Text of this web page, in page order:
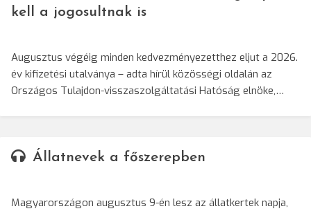
kell a jogosultnak is
Augusztus végéig minden kedvezményezetthez eljut a 2026.
év kifizetési utalványa – adta hírül közösségi oldalán az
Országos Tulajdon-visszaszolgáltatási Hatóság elnöke,…
Állatnevek a főszerepben
Magyarországon augusztus 9-én lesz az állatkertek napja,